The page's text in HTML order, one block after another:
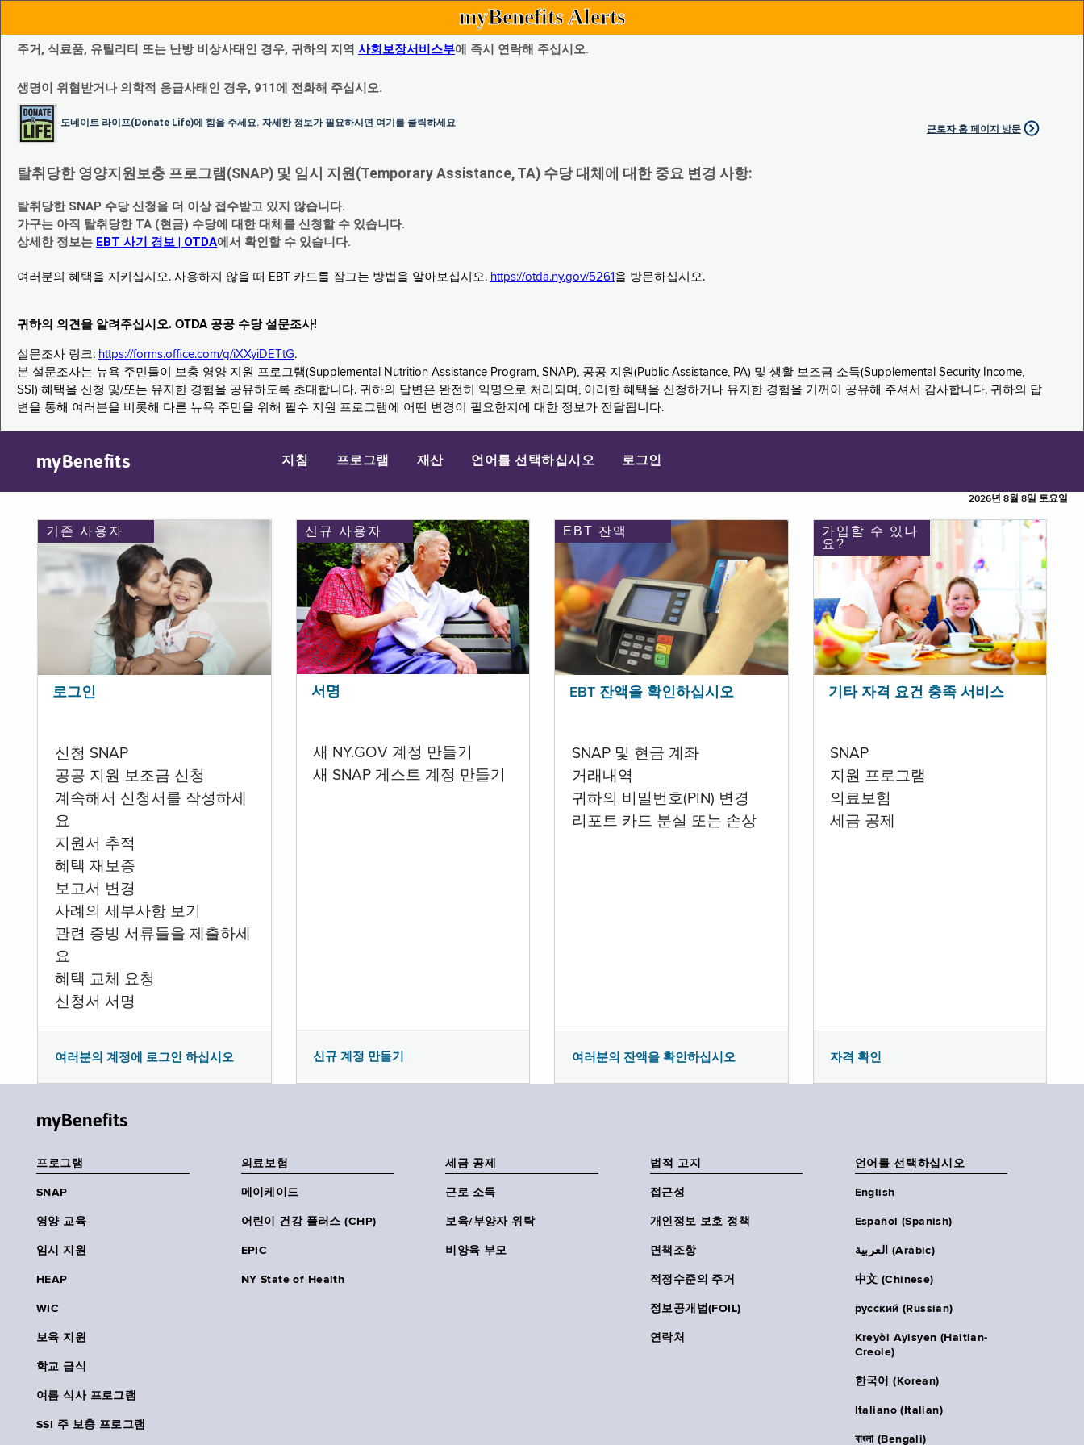
myBenefits Alerts
주거, 식료품, 유틸리티 또는 난방 비상사태인 경우, 귀하의 지역 사회보장서비스부에 즉시 연락해 주십시오.
생명이 위협받거나 의학적 응급사태인 경우, 911에 전화해 주십시오.
도네이트 라이프(Donate Life)에 힘을 주세요. 자세한 정보가 필요하시면 여기를 클릭하세요
근로자 홈 페이지 방문
탈취당한 영양지원보충 프로그램(SNAP) 및 임시 지원(Temporary Assistance, TA) 수당 대체에 대한 중요 변경 사항:
탈취당한 SNAP 수당 신청을 더 이상 접수받고 있지 않습니다.
가구는 아직 탈취당한 TA (현금) 수당에 대한 대체를 신청할 수 있습니다.
상세한 정보는 EBT 사기 경보 | OTDA에서 확인할 수 있습니다.
여러분의 혜택을 지키십시오. 사용하지 않을 때 EBT 카드를 잠그는 방법을 알아보십시오. https://otda.ny.gov/5261 을 방문하십시오.
귀하의 의견을 알려주십시오. OTDA 공공 수당 설문조사!
설문조사 링크: https://forms.office.com/g/iXXyiDETtG.
본 설문조사는 뉴욕 주민들이 보충 영양 지원 프로그램(Supplemental Nutrition Assistance Program, SNAP), 공공 지원(Public Assistance, PA) 및 생활 보조금 소득(Supplemental Security Income,
SSI) 혜택을 신청 및/또는 유지한 경험을 공유하도록 초대합니다. 귀하의 답변은 완전히 익명으로 처리되며, 이러한 혜택을 신청하거나 유지한 경험을 기꺼이 공유해 주셔서 감사합니다. 귀하의 답
변을 통해 여러분을 비롯해 다른 뉴욕 주민을 위해 필수 지원 프로그램에 어떤 변경이 필요한지에 대한 정보가 전달됩니다.
myBenefits 지침 프로그램 재산 언어를 선택하십시오 로그인
2026년 8월 8일 토요일
기존 사용자
로그인
신청 SNAP
공공 지원 보조금 신청
계속해서 신청서를 작성하세
요
지원서 추적
혜택 재보증
보고서 변경
사례의 세부사항 보기
관련 증빙 서류들을 제출하세
요
혜택 교체 요청
신청서 서명
여러분의 계정에 로그인 하십시오
신규 사용자
서명
새 NY.GOV 계정 만들기
새 SNAP 게스트 계정 만들기
신규 계정 만들기
EBT 잔액
EBT 잔액을 확인하십시오
SNAP 및 현금 계좌
거래내역
귀하의 비밀번호(PIN) 변경
리포트 카드 분실 또는 손상
여러분의 잔액을 확인하십시오
가입할 수 있나
요?
기타 자격 요건 충족 서비스
SNAP
지원 프로그램
의료보험
세금 공제
자격 확인
myBenefits
프로그램
SNAP
영양 교육
임시 지원
HEAP
WIC
보육 지원
학교 급식
여름 식사 프로그램
SSI 주 보충 프로그램
의료보험
메이케이드
어린이 건강 플러스 (CHP)
EPIC
NY State of Health
세금 공제
근로 소득
보육/부양자 위탁
비양육 부모
법적 고지
접근성
개인정보 보호 정책
면책조항
적정수준의 주거
정보공개법(FOIL)
연락처
언어를 선택하십시오
English
Español (Spanish)
العربية (Arabic)
中文 (Chinese)
русский (Russian)
Kreyòl Ayisyen (Haitian-
Creole)
한국어 (Korean)
Italiano (Italian)
বাংলা (Bengali)